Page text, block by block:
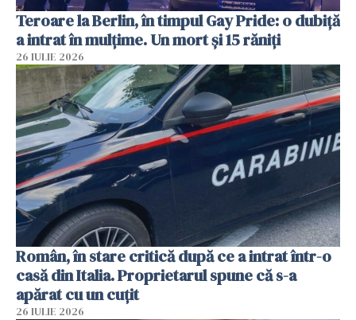
Teroare la Berlin, în timpul Gay Pride: o dubiță
a intrat în mulțime. Un mort și 15 răniți
26 IULIE 2026
Român, în stare critică după ce a intrat într-o
casă din Italia. Proprietarul spune că s-a
apărat cu un cuțit
26 IULIE 2026